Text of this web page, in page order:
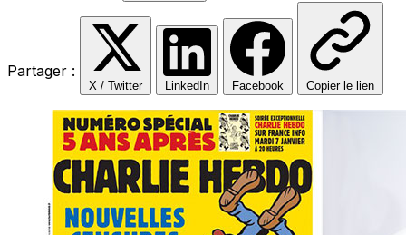
Partager :
X / Twitter LinkedIn Facebook Copier le lien